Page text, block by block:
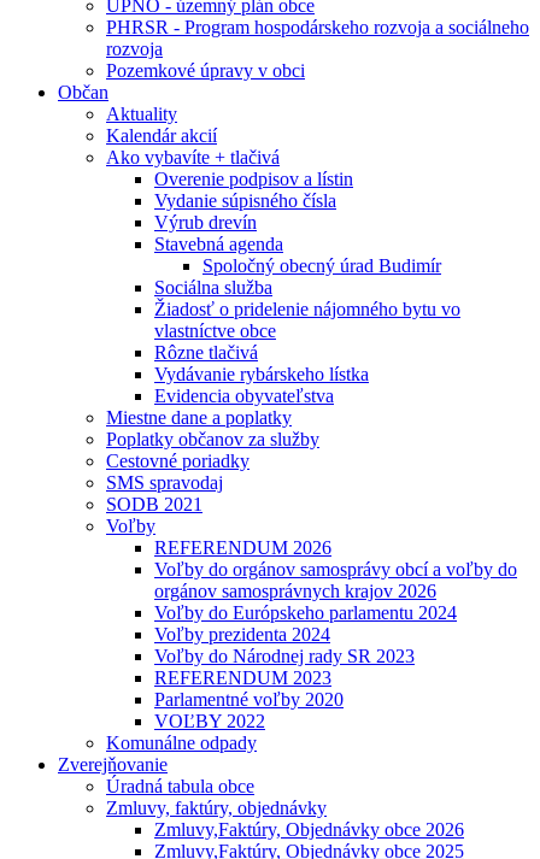
ÚPNO - územný plán obce
PHRSR - Program hospodárskeho rozvoja a sociálneho
rozvoja
Pozemkové úpravy v obci
Občan
Aktuality
Kalendár akcií
Ako vybavíte + tlačivá
Overenie podpisov a lístin
Vydanie súpisného čísla
Výrub drevín
Stavebná agenda
Spoločný obecný úrad Budimír
Sociálna služba
Žiadosť o pridelenie nájomného bytu vo
vlastníctve obce
Rôzne tlačivá
Vydávanie rybárskeho lístka
Evidencia obyvateľstva
Miestne dane a poplatky
Poplatky občanov za služby
Cestovné poriadky
SMS spravodaj
SODB 2021
Voľby
REFERENDUM 2026
Voľby do orgánov samosprávy obcí a voľby do
orgánov samosprávnych krajov 2026
Voľby do Európskeho parlamentu 2024
Voľby prezidenta 2024
Voľby do Národnej rady SR 2023
REFERENDUM 2023
Parlamentné voľby 2020
VOĽBY 2022
Komunálne odpady
Zverejňovanie
Úradná tabula obce
Zmluvy, faktúry, objednávky
Zmluvy,Faktúry, Objednávky obce 2026
Zmluvy,Faktúry, Objednávky obce 2025